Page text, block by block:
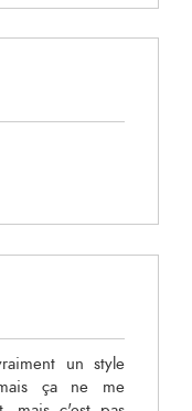
un style
ça ne me